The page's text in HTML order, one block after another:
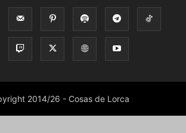
2014/26 - Cosas de Lorca